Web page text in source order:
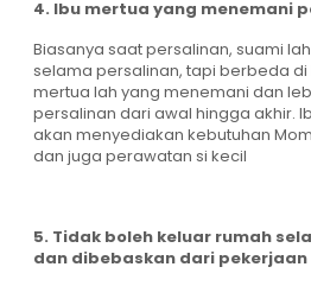
4. Ibu mertua yang menemani
Biasanya saat persalinan, suami
selama persalinan, tapi berbeda di
mertua lah yang menemani dan
persalinan dari awal hingga akhir.
akan menyediakan kebutuhan
dan juga perawatan si kecil
5. Tidak boleh keluar rumah
dan dibebaskan dari